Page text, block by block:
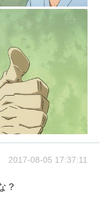
2017-08-05 17:37:11
？